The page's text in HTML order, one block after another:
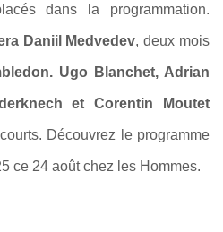
dans la programmation.
Daniil Medvedev, deux mois
Ugo Blanchet, Adrian
et Corentin Moutet
Découvrez le programme
ce 24 août chez les Hommes.